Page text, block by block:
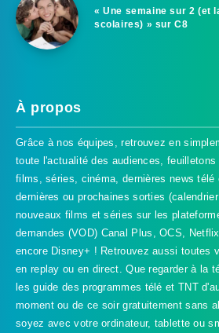
« Une semaine sur 2 (et
scolaires) » sur C8
À propos
Grâce à nos équipes, retrouvez en
toute l'actualité des audiences,
films, séries, cinéma, dernières news télé
dernières ou prochaines sorties
nouveaux films et séries sur les
demandes (VOD) Canal Plus, OCS,
encore Disney+ ! Retrouvez aussi toutes
en replay ou en direct. Que regarder à la
les guide des programmes télé et TNT
moment ou de ce soir gratuitement sans
soyez avec votre ordinateur, tablette ou
TVProgramme